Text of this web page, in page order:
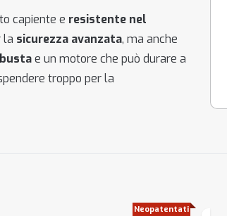
capiente e resistente nel
la sicurezza avanzata, ma anche
e un motore che può durare a
troppo per la
Neopatentati